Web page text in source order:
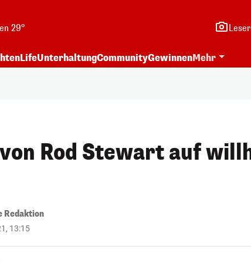
29°
LifeUnterhaltungCommunityGewinnenMehr
Rod Stewart auf
Redaktion
13:15